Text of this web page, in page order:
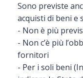
Sono previste
acquisti di beni e
- Non è più
- Non c’è più
fornitori
- Per i soli beni